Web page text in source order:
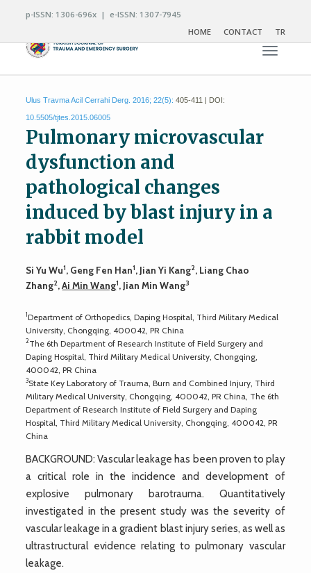
p-ISSN: 1306-696x | e-ISSN: 1307-7945
HOME
CONTACT TR
Toggle
Ulus Travma Acil Cerrahi Derg. 2016; 22(5): 405-411 | DOI:
10.5505/tjtes.2015.06005
Pulmonary microvascular
dysfunction and
pathological changes
induced by blast injury in a
rabbit model
Si Yu Wu1, Geng Fen Han1, Jian Yi Kang2, Liang Chao
Zhang2,Ai Min Wang1, Jian Min Wang3
1Department of Orthopedics, Daping Hospital, Third Military Medical
University, Chongqing, 400042, PR China
2The 6th Department of Research Institute of Field Surgery and
Daping Hospital, Third Military Medical University, Chongqing,
400042, PR China
3State Key Laboratory of Trauma, Burn and Combined Injury, Third
Military Medical University, Chongqing, 400042, PR China, The 6th
Department of Research Institute of Field Surgery and Daping
Hospital, Third Military Medical University, Chongqing, 400042, PR
China
BACKGROUND: Vascular leakage has been proven to play
a critical role in the incidence and development of
explosive pulmonary barotrauma. Quantitatively
investigated in the present study was the severity of
vascular leakage in a gradient blast injury series, as well as
ultrastructural evidence relating to pulmonary vascular
leakage.